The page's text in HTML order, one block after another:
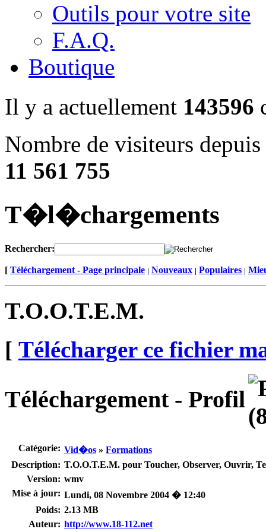
Outils pour votre site
F.A.Q.
Boutique
Il y a actuellement 143596
Nombre de visiteurs
11 561 755
T�l�chargements
Rechercher:
[ Téléchargement - Page principale | Nouveaux | Populaires |
T.O.O.T.E.M.
[ Télécharger ce fichier
Téléchargement - Profil
Catégorie: Vid�os » Formations
Description: T.O.O.T.E.M. pour Toucher, Observer, Ouvrir,
Version: wmv
Mise à jour: Lundi, 08 Novembre 2004 � 12:40
Poids: 2.13 MB
Auteur: http://www.18-112.net